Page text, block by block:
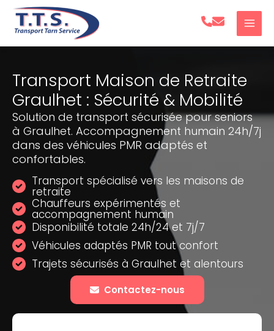
Aller
Transport Maison de Retraite
Graulhet : Sécurité & Mobilité
Solution de transport sécurisée pour seniors
à Graulhet. Accompagnement humain 24h/7j
dans des véhicules PMR adaptés et
confortables.
Transport spécialisé vers les maisons de
retraite
Chauffeurs expérimentés et
accompagnement humain
Disponibilité totale 24h/24 et 7j/7
Véhicules adaptés PMR tout confort
Trajets sécurisés à Graulhet et alentours
Contactez-nous